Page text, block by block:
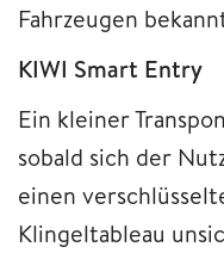
Fahrzeugen
KIWI Smart Entry
Ein kleiner
sobald sich der
einen
Klingeltableau